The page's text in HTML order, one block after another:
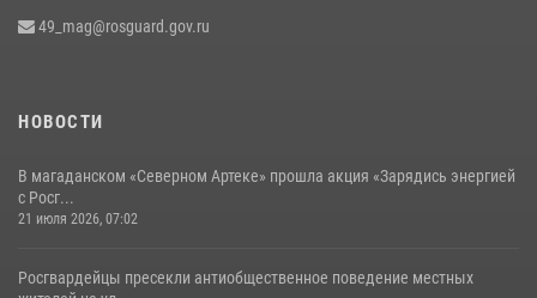
49_mag@rosguard.gov.ru
НОВОСТИ
В магаданском «Северном Артеке» прошла акция «Зарядись энергией
с Росг...
21 июля 2026, 07:02
Росгвардейцы пресекли антиобщественное поведение местных